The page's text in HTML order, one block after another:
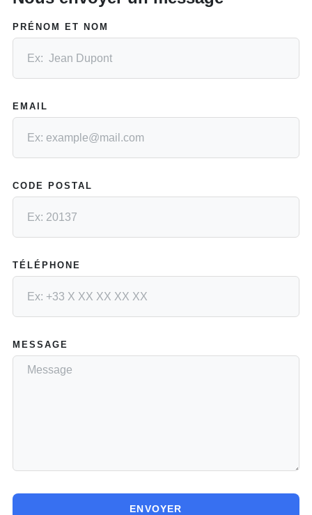
PRÉNOM ET NOM
EMAIL
CODE POSTAL
TÉLÉPHONE
MESSAGE
ENVOYER